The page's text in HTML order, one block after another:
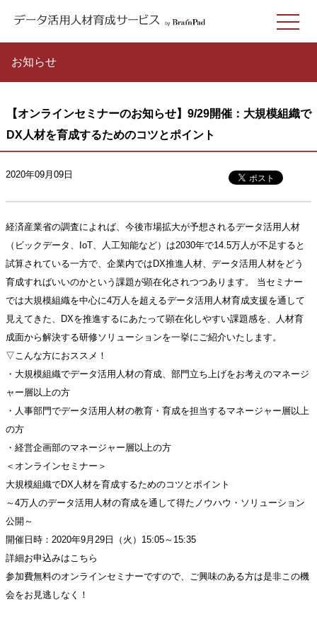
お知らせ
【オンラインセミナーのお知らせ】9/29開催：大規模組織で
DX人材を育成するためのコツとポイント
2020年09月09日
経済産業省の調査によれば、今後市場拡大が予想されるデータ活用人材
（ビックデータ、IoT、人工知能など）は2030年で14.5万人が不足すると
試算されている一方で、企業内ではDX推進人材、データ活用人材をどう
育成すればいいのかという課題が顕在化されつつあります。 当セミナー
では大規模組織を中心に4万人を超えるデータ活用人材育成支援を通して
見えてきた、DXを推進するにあたって顕在化しやすい課題感を、人材育
成面から解決する研修ソリューションを一挙にご紹介いたします。
▽こんな方におススメ！
・大規模組織でデータ活用人材の育成、部門立ち上げをお考えのマネージ
ャー層以上の方
・人事部門でデータ活用人材の教育・育成を担当するマネージャー層以上
の方
・経営企画部のマネージャー層以上の方
＜オンラインセミナー＞
大規模組織でDX人材を育成するためのコツとポイント
～4万人のデータ活用人材の育成を通して得たノウハウ・ソリューション
公開～
開催日時：2020年9月29日（火）15:05～15:35
詳細お申込みはこちら
参加費無料のオンラインセミナーですので、ご興味のある方は是非この機
会をお見逃しなく！